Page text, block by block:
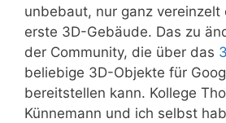
unbebaut, nur ganz vereinzelt
erste 3D-Gebäude. Das zu
der Community, die über das
beliebige 3D-Objekte für
bereitstellen kann. Kollege
Künnemann und ich selbst